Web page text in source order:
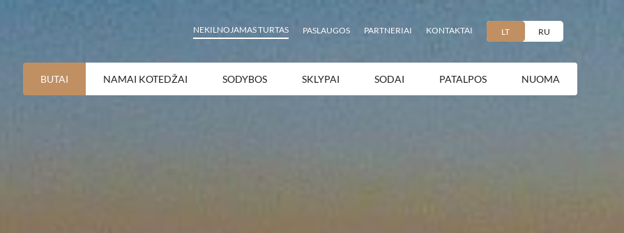
NEKILNOJAMAS TURTAS PASLAUGOS PARTNERIAI KONTAKTAI LT RU
BUTAI NAMAI KOTEDŽAI SODYBOS SKLYPAI SODAI PATALPOS NUOMA